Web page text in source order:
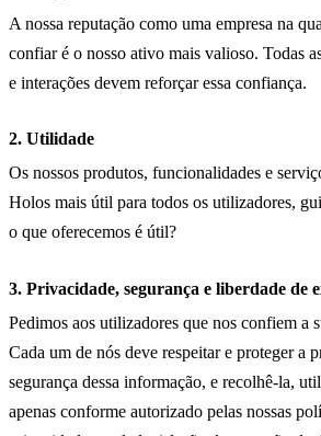
A nossa reputação como uma empresa na
confiar é o nosso ativo mais valioso. Todas
e interações devem reforçar essa confiança.
2. Utilidade
Os nossos produtos, funcionalidades e
Holos mais útil para todos os utilizadores,
o que oferecemos é útil?
3. Privacidade, segurança e liberdade de
Pedimos aos utilizadores que nos confiem a
Cada um de nós deve respeitar e proteger a
segurança dessa informação, e recolhê-la,
apenas conforme autorizado pelas nossas